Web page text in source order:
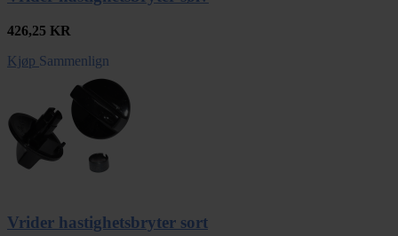
426,25 KR
Kjøp Sammenlign
Vrider hastighetsbryter sort